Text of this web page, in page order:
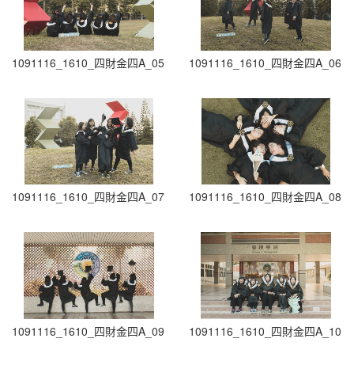
1091116_1610_四財金四A_05 1091116_1610_四財金四A_06
1091116_1610_四財金四A_07 1091116_1610_四財金四A_08
1091116_1610_四財金四A_09 1091116_1610_四財金四A_10